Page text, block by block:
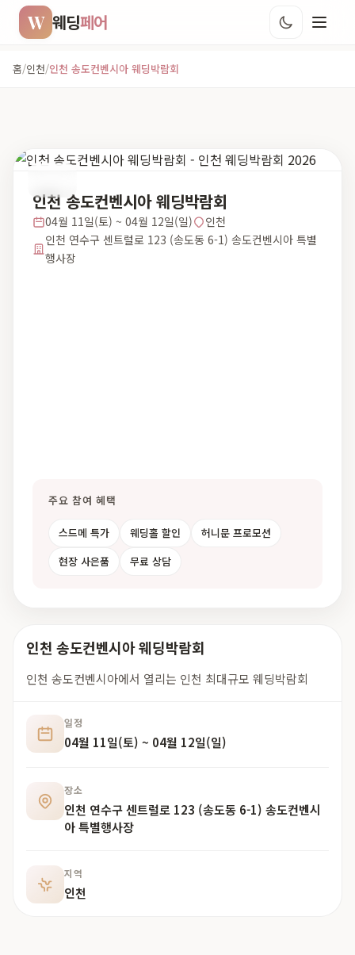
W 웨딩페어
홈/인천/인천 송도컨벤시아 웨딩박람회
인천 송도컨벤시아 웨딩박람회
04월 11일(토) ~ 04월 12일(일)
인천
인천 연수구 센트럴로 123 (송도동 6-1) 송도컨벤시아 특별
행사장
주요 참여 혜택
스드메 특가 웨딩홀 할인
허니문 프로모션
현장 사은품
무료 상담
인천 송도컨벤시아 웨딩박람회
인천 송도컨벤시아에서 열리는 인천 최대규모 웨딩박람회
일정
04월 11일(토) ~ 04월 12일(일)
장소
인천 연수구 센트럴로 123 (송도동 6-1) 송도컨벤시
아 특별행사장
지역
인천